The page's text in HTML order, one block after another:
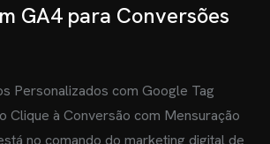
GA4 para Conversões
Personalizados com Google Tag
Clique à Conversão com Mensuração
no comando do marketing digital de